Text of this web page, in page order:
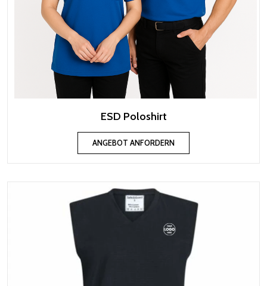
ESD Poloshirt
ANGEBOT ANFORDERN